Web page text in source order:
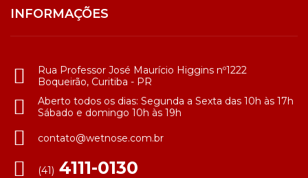
INFORMAÇÕES
Rua Professor José Maurício Higgins nº1222
Boqueirão, Curitiba - PR
Aberto todos os dias: Segunda a Sexta das 10h às 17h
Sábado e domingo 10h às 19h
contato@wetnose.com.br
(41) 4111-0130